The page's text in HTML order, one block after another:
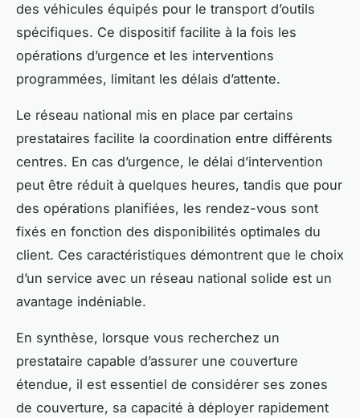
des véhicules équipés pour le transport d’outils
spécifiques. Ce dispositif facilite à la fois les
opérations d’urgence et les interventions
programmées, limitant les délais d’attente.
Le réseau national mis en place par certains
prestataires facilite la coordination entre différents
centres. En cas d’urgence, le délai d’intervention
peut être réduit à quelques heures, tandis que pour
des opérations planifiées, les rendez-vous sont
fixés en fonction des disponibilités optimales du
client. Ces caractéristiques démontrent que le choix
d’un service avec un réseau national solide est un
avantage indéniable.
En synthèse, lorsque vous recherchez un
prestataire capable d’assurer une couverture
étendue, il est essentiel de considérer ses zones
de couverture, sa capacité à déployer rapidement